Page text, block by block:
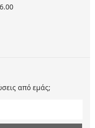
από εμάς;